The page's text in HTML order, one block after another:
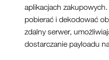
aplikacjach
pobierać i dekodować
zdalny serwer,
dostarczanie payloadu